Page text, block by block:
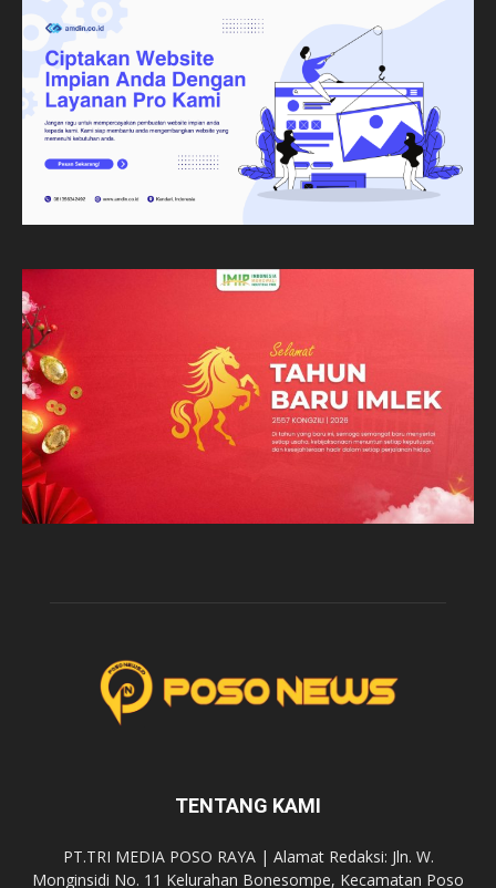
TENTANG KAMI
PT.TRI MEDIA POSO RAYA | Alamat Redaksi: Jln. W.
Monginsidi No. 11 Kelurahan Bonesompe, Kecamatan Poso